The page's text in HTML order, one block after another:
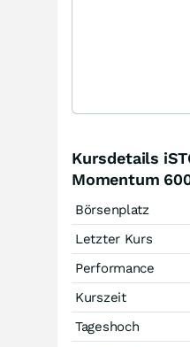
Kursdetails
Momentum
Börsenplatz
Letzter Kurs
Performance
Kurszeit
Tageshoch